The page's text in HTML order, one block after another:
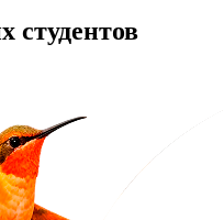
студентов